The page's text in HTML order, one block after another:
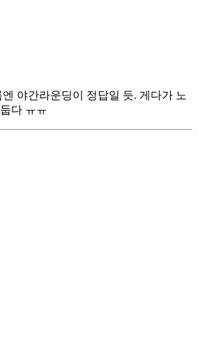
야간라운딩이 정답일 듯. 게다가 노
다 ㅠㅠ